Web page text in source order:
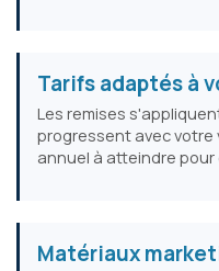
Tarifs adaptés à
Les remises
progressent avec votre
annuel à atteindre
Matériaux